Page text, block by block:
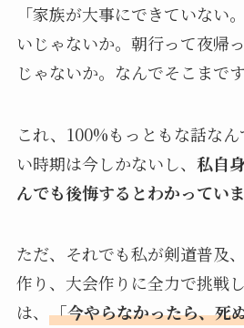
「家族が大事にできていない
いじゃないか。朝行って夜帰
じゃないか。なんでそこまで
これ、100%もっともな話な
い時期は今しかないし、 私自
んでも後悔するとわかっていま
ただ、それでも私が剣道普及
作り、大会作りに全力で挑戦
は、 「今やらなかったら、死